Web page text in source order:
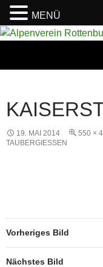
19. MAI 2014 550 ×
TAUBERGIESSEN
Vorheriges Bild
Nächstes Bild
MENÜ